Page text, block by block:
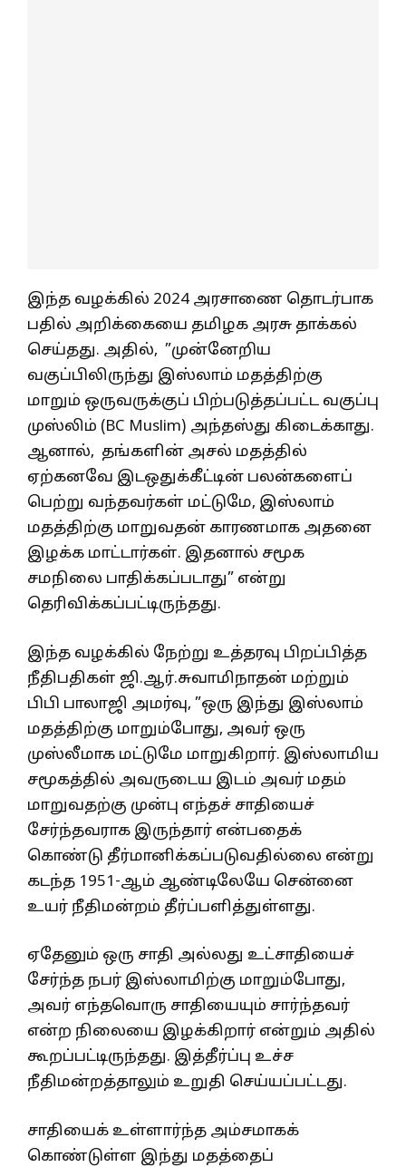
இந்த வழக்கில் 2024 அரசாணை தொடர்பாக
பதில் அறிக்கையை தமிழக அரசு தாக்கல்
செய்தது. அதில், ”முன்னேறிய
வகுப்பிலிருந்து இஸ்லாம் மதத்திற்கு
மாறும் ஒருவருக்குப் பிற்படுத்தப்பட்ட வகுப்பு
முஸ்லிம் (BC Muslim) அந்தஸ்து கிடைக்காது.
ஆனால், தங்களின் அசல் மதத்தில்
ஏற்கனவே இடஒதுக்கீட்டின் பலன்களைப்
பெற்று வந்தவர்கள் மட்டுமே, இஸ்லாம்
மதத்திற்கு மாறுவதன் காரணமாக அதனை
இழக்க மாட்டார்கள். இதனால் சமூக
சமநிலை பாதிக்கப்படாது” என்று
தெரிவிக்கப்பட்டிருந்தது.
இந்த வழக்கில் நேற்று உத்தரவு பிறப்பித்த
நீதிபதிகள் ஜி.ஆர்.சுவாமிநாதன் மற்றும்
பிபி பாலாஜி அமர்வு, ”ஒரு இந்து இஸ்லாம்
மதத்திற்கு மாறும்போது, அவர் ஒரு
முஸ்லீமாக மட்டுமே மாறுகிறார். இஸ்லாமிய
சமூகத்தில் அவருடைய இடம் அவர் மதம்
மாறுவதற்கு முன்பு எந்தச் சாதியைச்
சேர்ந்தவராக இருந்தார் என்பதைக்
கொண்டு தீர்மானிக்கப்படுவதில்லை என்று
கடந்த 1951-ஆம் ஆண்டிலேயே சென்னை
உயர் நீதிமன்றம் தீர்ப்பளித்துள்ளது.
ஏதேனும் ஒரு சாதி அல்லது உட்சாதியைச்
சேர்ந்த நபர் இஸ்லாமிற்கு மாறும்போது,
அவர் எந்தவொரு சாதியையும் சார்ந்தவர்
என்ற நிலையை இழக்கிறார் என்றும் அதில்
கூறப்பட்டிருந்தது. இத்தீர்ப்பு உச்ச
நீதிமன்றத்தாலும் உறுதி செய்யப்பட்டது.
சாதியைக் உள்ளார்ந்த அம்சமாகக்
கொண்டுள்ள இந்து மதத்தைப்